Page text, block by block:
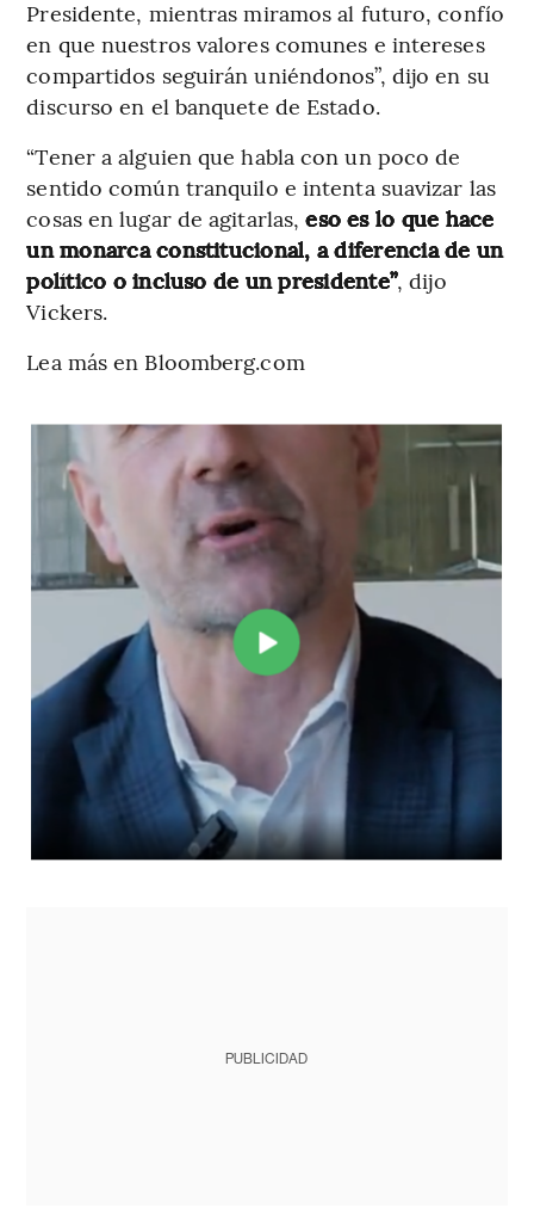
Presidente, mientras miramos al futuro, confío
en que nuestros valores comunes e intereses
compartidos seguirán uniéndonos”, dijo en su
discurso en el banquete de Estado.
“Tener a alguien que habla con un poco de
sentido común tranquilo e intenta suavizar las
cosas en lugar de agitarlas,eso es lo que hace
un monarca constitucional, a diferencia de un
político o incluso de un presidente”, dijo
Vickers.
Lea más en Bloomberg.com
PUBLICIDAD